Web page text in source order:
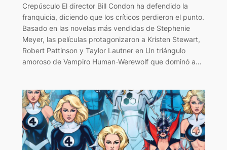
Crepúsculo El director Bill Condon ha defendido la
franquicia, diciendo que los críticos perdieron el punto.
Basado en las novelas más vendidas de Stephenie
Meyer, las películas protagonizaron a Kristen Stewart,
Robert Pattinson y Taylor Lautner en Un triángulo
amoroso de Vampiro Human-Werewolf que dominó a…